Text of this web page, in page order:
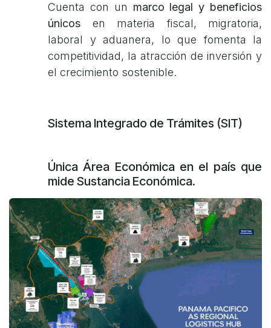
Cuenta con un marco legal y beneficios
únicos en materia fiscal, migratoria,
laboral y aduanera, lo que fomenta la
competitividad, la atracción de inversión y
el crecimiento sostenible.
Sistema Integrado de Trámites (SIT)
Única Área Económica en el país que
mide Sustancia Económica.